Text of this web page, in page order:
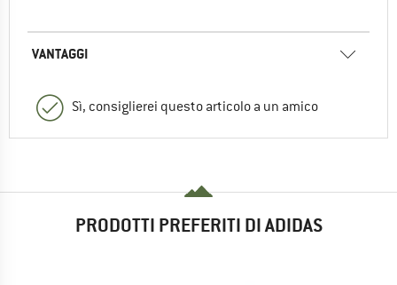
VANTAGGI
Sì, consiglierei questo articolo a un amico
PRODOTTI PREFERITI DI ADIDAS